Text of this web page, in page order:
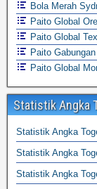
Bola Merah
Paito Global
Paito Global
Paito
Paito Global
Statistik Angka
Statistik Angka
Statistik Angka
Statistik Angka